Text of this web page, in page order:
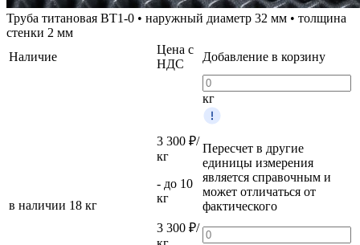
Труба титановая ВТ1-0 • наружный диаметр 32 мм • толщина
стенки 2 мм
Наличие
Цена с
НДС
Добавление в корзину
в наличии 18 кг
3 300 ₽/
кг
- до 10
кг
3 300 ₽/
кг
Пересчет в другие
единицы измерения
является справочным и
может отличаться от
фактического